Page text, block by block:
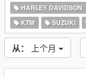
HARLEY DAVIDSON
KTM
SUZUKI
从： 上个月